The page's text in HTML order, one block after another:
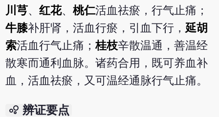
川芎、红花、桃仁活血祛瘀，行气止痛；
牛膝补肝肾，活血行瘀，引血下行， 延胡
索活血行气止痛；桂枝辛散温通，善温经
散寒而通利血脉。诸药合用，既可养血补
血，活血祛瘀，又可温经通脉行气止痛。
bubble_chart 辨证要点